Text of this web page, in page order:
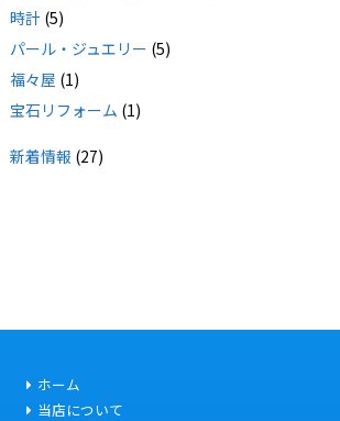
時計(5)
パール・ジュエリー (5)
福々屋 (1)
宝石リフォーム (1)
新着情報 (27)
ホーム
当店について